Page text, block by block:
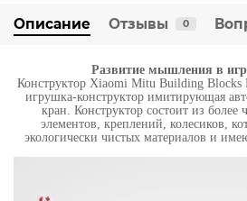
Описание Отзывы 0
Развитие мышления в
Конструктор Xiaomi Mitu Building Blocks
игрушка-конструктор имитирующая
кран. Конструктор состоит из более
элементов, креплений, колесиков,
экологически чистых материалов и